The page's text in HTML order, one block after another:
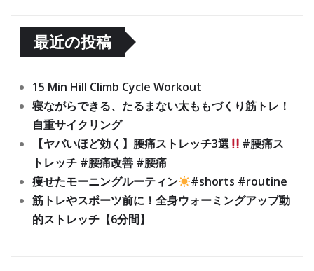
最近の投稿
15 Min Hill Climb Cycle Workout
寝ながらできる、たるまない太ももづくり筋トレ！
自重サイクリング
【ヤバいほど効く】腰痛ストレッチ3選
#腰痛ス
トレッチ #腰痛改善 #腰痛
痩せたモーニングルーティン
#shorts #routine
筋トレやスポーツ前に！全身ウォーミングアップ動
的ストレッチ【6分間】